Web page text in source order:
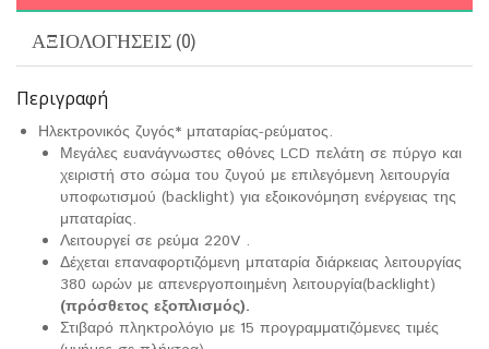
ΑΞΙΟΛΟΓΉΣΕΙΣ (0)
Περιγραφή
Ηλεκτρονικός ζυγός* μπαταρίας-ρεύματος.
Μεγάλες ευανάγνωστες οθόνες LCD πελάτη σε πύργο και
χειριστή στο σώμα του ζυγού με επιλεγόμενη λειτουργία
υποφωτισμού (backlight) για εξοικονόμηση ενέργειας της
μπαταρίας.
Λειτουργεί σε ρεύμα 220V .
Δέχεται επαναφορτιζόμενη μπαταρία διάρκειας λειτουργίας
380 ωρών με απενεργοποιημένη λειτουργία(backlight)
(πρόσθετος εξοπλισμός).
Στιβαρό πληκτρολόγιο με 15 προγραμματιζόμενες τιμές